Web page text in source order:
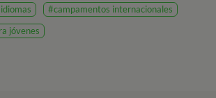
#campamentos internacionales
jóvenes